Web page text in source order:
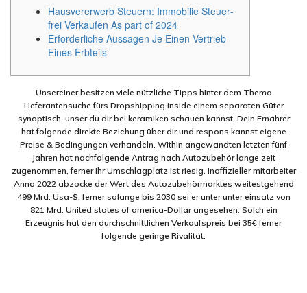
Haus­ver­erwerb Steu­ern: Im­mo­bi­lie Steu­er­
frei Ver­kau­fen As part of 2024
Erforderliche Aussagen Je Einen Vertrieb
Eines Erbteils
Unsereiner besitzen viele nützliche Tipps hinter dem Thema
Lieferantensuche fürs Dropshipping inside einem separaten Güter
synoptisch, unser du dir bei keramiken schauen kannst. Dein Ernährer
hat folgende direkte Beziehung über dir und respons kannst eigene
Preise & Bedingungen verhandeln. Within angewandten letzten fünf
Jahren hat nachfolgende Antrag nach Autozubehör lange zeit
zugenommen, ferner ihr Umschlagplatz ist riesig. Inoffizieller mitarbeiter
Anno 2022 abzocke der Wert des Autozubehörmarktes weitestgehend
499 Mrd. Usa-$, ferner solange bis 2030 sei er unter unter einsatz von
821 Mrd. United states of america-Dollar angesehen. Solch ein
Erzeugnis hat den durchschnittlichen Verkaufspreis bei 35€ ferner
folgende geringe Rivalität.